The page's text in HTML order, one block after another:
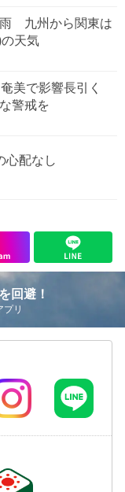
九州から関東は
天気
美で影響長引く
警戒を
配なし
回避！
リ